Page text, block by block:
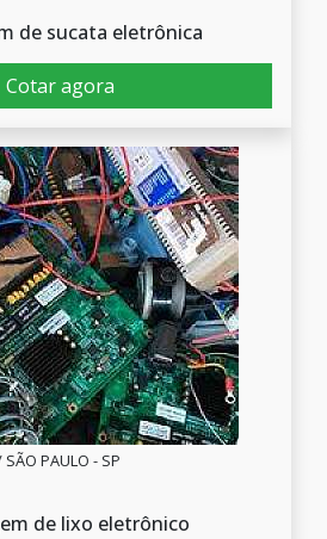
de sucata eletrônica
Cotar agora
SÃO PAULO - SP
de lixo eletrônico